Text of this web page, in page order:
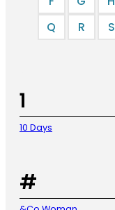
Q
R S
1
10 Days
#